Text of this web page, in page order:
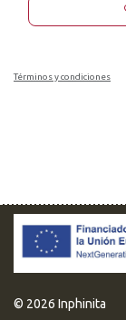
Términos y condiciones
© 2026 Inphinita